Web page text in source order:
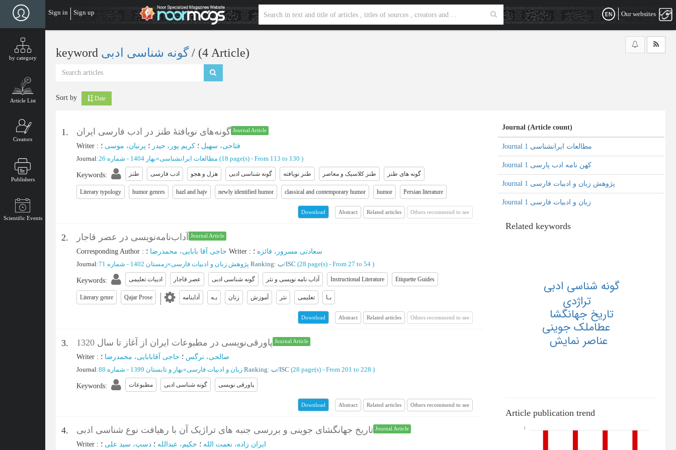
Sign in Sign up Our websites
by category
Article List
Creators
Publishers
Scientific Events
keyword گونه شناسی ادبی‎/ (4 Article)
Sort by Date
1. گونه‌های نویافتۀ طنز در ادب فارسی ایران Journal Article
Writer : فتاحی، سهیل ؛ کریم پور، حیدر ؛ پرنیان، موسی ؛
Journal: مطالعات ایرانشناسی»بهار 1404 - شماره 26 (‎18 page(s) - From 113 to 130 )
Keywords: طنز ادب فارسی هزل و هجو گونه شناسی ادبی طنز نویافته طنز کلاسیک و معاصر گونه های طنز
Literary typology humor genres hazl and hajv newly identified humor classical and contemporary humor humor Persian literature
Download Abstract Related articles Others recommend to see
2. آداب‌نامه‌نویسی در عصر قاجار Journal Article
Corresponding Author : حاجی آقا بابایی، محمدرضا Writer : سعادتی مسرور، فائزه ؛
Journal: پژوهش زبان و ادبیات فارسی»زمستان 1402 - شماره 71 Ranking: ب/ISC (‎28 page(s) - From 27 to 54 )
Keywords: ادبیات تعلیمی عصر قاجار گونه شناسی ادبی آداب نامه نویسی و نثر Instructional Literature Etiquette Guides
Literary genre Qajar Prose آدابنامه بـه زنان آموزش نثر تعلیمی بـا
Download Abstract Related articles Others recommend to see
3. پاور‌قی‌نویسی در مطبوعات ایران از آغاز تا سال 1320 Journal Article
Writer : صالحی، نرگس ؛ حاجی آقابابایی، محمدرضا ؛
Journal: زبان و ادبیات فارسی»بهار و تابستان 1399 - شماره 88 Ranking: ب/ISC (‎28 page(s) - From 201 to 228 )
Keywords: مطبوعات گونه شناسی ادبی پاورقی نویسی
Download Abstract Related articles Others recommend to see
4. تاریخ جهانگشای جوینی و بررسی جنبه های تراژیک آن با رهیافت نوع شناسی ادبی Journal Article
Writer : ایران زاده، نعمت الله ؛ حکیم، عبدالله ؛ دسپ، سید علی ؛
Journal (Article count)
Journal مطالعات ایرانشناسی 1
Journal کهن نامه ادب پارسی 1
Journal پژوهش زبان و ادبیات فارسی 1
Journal زبان و ادبیات فارسی 1
Related keywords
تاريخ جهانگشا
تراژدي
عطاملك جويني
عناصر نمايش
گونه شناسي ادبي
Article publication trend
1